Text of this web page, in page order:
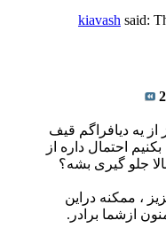
kiavash said:
از یه دیافراگم قیف
احتمال داره از
، ممكنه دراين
ازشما برادر.